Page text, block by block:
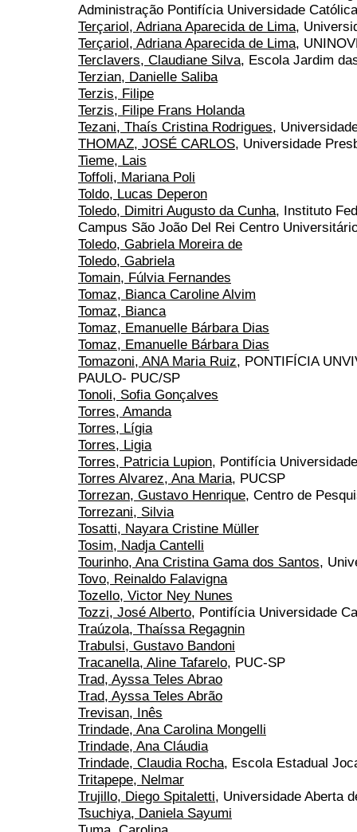
Administração Pontifícia Universidade
Terçariol, Adriana Aparecida de Lima,
Terçariol, Adriana Aparecida de Lima,
Terclavers, Claudiane Silva, Escola Jardim
Terzian, Danielle Saliba
Terzis, Filipe
Terzis, Filipe Frans Holanda
Tezani, Thaís Cristina Rodrigues,
THOMAZ, JOSÉ CARLOS, Universidade
Tieme, Lais
Toffoli, Mariana Poli
Toldo, Lucas Deperon
Toledo, Dimitri Augusto da Cunha, Instituto
Campus São João Del Rei Centro
Toledo, Gabriela Moreira de
Toledo, Gabriela
Tomain, Fúlvia Fernandes
Tomaz, Bianca Caroline Alvim
Tomaz, Bianca
Tomaz, Emanuelle Bárbara Dias
Tomaz, Emanuelle Bárbara Dias
Tomazoni, ANA Maria Ruiz, PONTIFÍCIA
PAULO- PUC/SP
Tonoli, Sofia Gonçalves
Torres, Amanda
Torres, Lígia
Torres, Ligia
Torres, Patricia Lupion, Pontifícia
Torres Alvarez, Ana Maria, PUCSP
Torrezan, Gustavo Henrique, Centro de
Torrezani, Silvia
Tosatti, Nayara Cristine Müller
Tosim, Nadja Cantelli
Tourinho, Ana Cristina Gama dos Santos,
Tovo, Reinaldo Falavigna
Tozello, Victor Ney Nunes
Tozzi, José Alberto, Pontifícia Universidade
Traúzola, Thaíssa Regagnin
Trabulsi, Gustavo Bandoni
Tracanella, Aline Tafarelo, PUC-SP
Trad, Ayssa Teles Abrao
Trad, Ayssa Teles Abrão
Trevisan, Inês
Trindade, Ana Carolina Mongelli
Trindade, Ana Cláudia
Trindade, Claudia Rocha, Escola Estadual
Tritapepe, Nelmar
Trujillo, Diego Spitaletti, Universidade Aberta
Tsuchiya, Daniela Sayumi